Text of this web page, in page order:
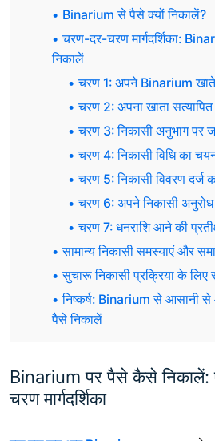
Binarium से पैसे क्यों निकालें?
चरण-दर-चरण मार्गदर्शिका:
निकालें
चरण 1: अपने Binarium
चरण 2: अपना खाता
चरण 3: निकासी अनुभाग पर
चरण 4: निकासी विधि का
चरण 5: निकासी विवरण दर्ज
चरण 6: अपने निकासी अनुरोध
चरण 7: धनराशि आने की
सामान्य निकासी समस्याएं और
सुचारू निकासी प्रक्रिया के लिए
निष्कर्ष: Binarium से आसानी
पैसे निकालें
Binarium पर पैसे कैसे निकालें:
चरण मार्गदर्शिका